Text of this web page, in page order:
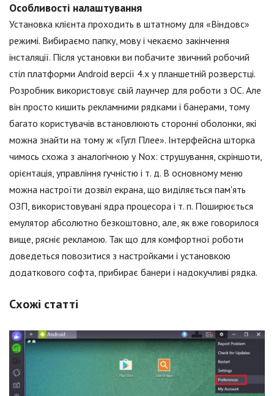
Особливості налаштування
Установка клієнта проходить в штатному для «Віндовс»
режимі. Вибираємо папку, мову і чекаємо закінчення
інсталяції. Після установки ви побачите звичний робочий
стіл платформи Android версії 4.х у планшетній розверстці.
Розробник використовує свій лаунчер для роботи з ОС. Але
він просто кишить рекламними рядками і банерами, тому
багато користувачів встановлюють сторонні оболонки, які
можна знайти на тому ж «Гугл Плее». Інтерфейсна шторка
чимось схожа з аналогічною у Nox: струшування, скріншоти,
орієнтація, управління гучністю і т. д. В основному меню
можна настроїти дозвіл екрана, що виділяється пам'ять
ОЗП, використовувані ядра процесора і т. п. Поширюється
емулятор абсолютно безкоштовно, але, як вже говорилося
вище, рясніє рекламою. Так що для комфортної роботи
доведеться повозитися з настройками і установкою
додаткового софта, прибирає банери і надокучливі рядка.
Схожі статті